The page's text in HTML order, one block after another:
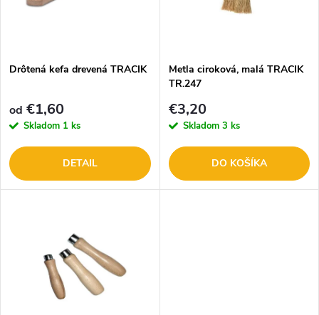
e
p
r
o
s
p
r
o
Drôtená kefa drevená TRACIK
od €1,60
Skladom 1 ks
DETAIL
Metla ciroková, malá TRACIK
TR.247
€3,20
Skladom 3 ks
DO KOŠÍKA